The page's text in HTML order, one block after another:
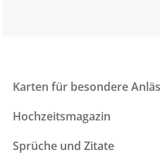
Karten für besondere
Hochzeitsmagazin
Sprüche und Zitate